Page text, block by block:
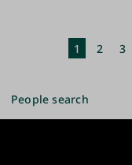
Current
1 Page
2 3
People search